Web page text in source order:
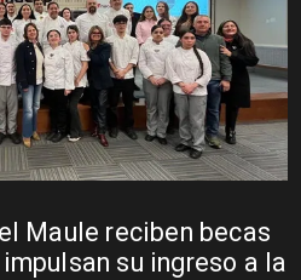
Maule reciben becas
su ingreso a la